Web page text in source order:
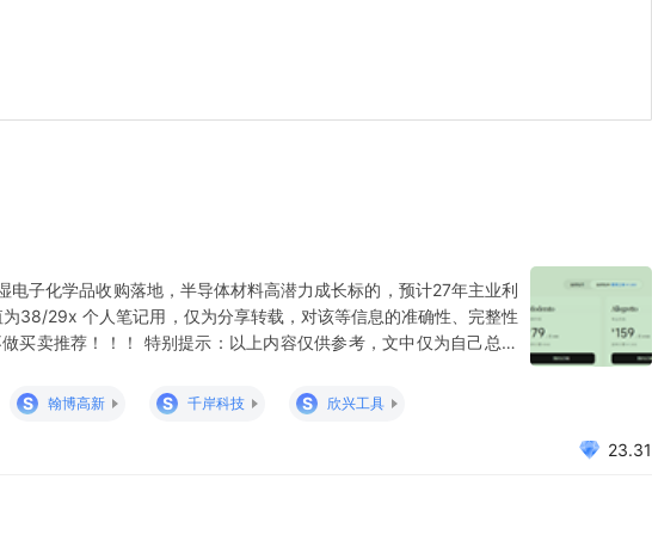
电子化学品收购落地，半导体材料高潜力成长标的，预计27年主业利
38/29x 个人笔记用，仅为分享转载，对该等信息的准确性、完整性
买卖推荐！！！ 特别提示：以上内容仅供参考，文中仅为自己总结
S 翰博高新 S 千岸科技 S 欣兴工具
23.31